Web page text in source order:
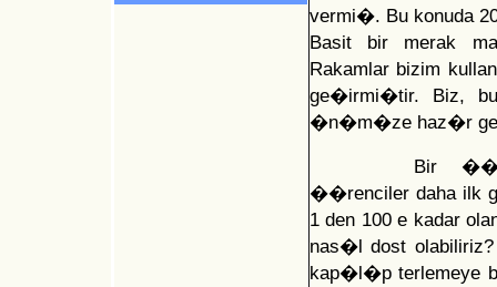
vermi�. Bu konuda
Basit bir merak
Rakamlar bizim
ge�irmi�tir. Biz,
�n�m�ze haz�r
Bir
��renciler daha ilk
1 den 100 e kadar
nas�l dost
kap�l�p terlemeye